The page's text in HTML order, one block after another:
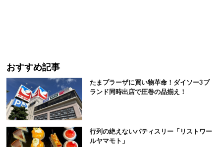
おすすめ記事
たまプラーザに買い物革命！ダイソー3ブ
ランド同時出店で圧巻の品揃え！
行列の絶えないパティスリー「リストワー
ルヤマモト」